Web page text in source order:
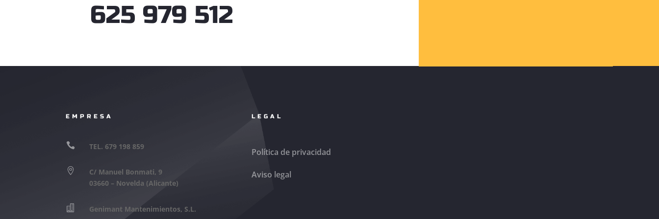
625 979 512
EMPRESA
 TEL. 679 198 859

C/ Manuel Bonmati, 9
03660 – Novelda (Alicante)
 Genimant Mantenimientos, S.L.
LEGAL
Política de privacidad
Aviso legal